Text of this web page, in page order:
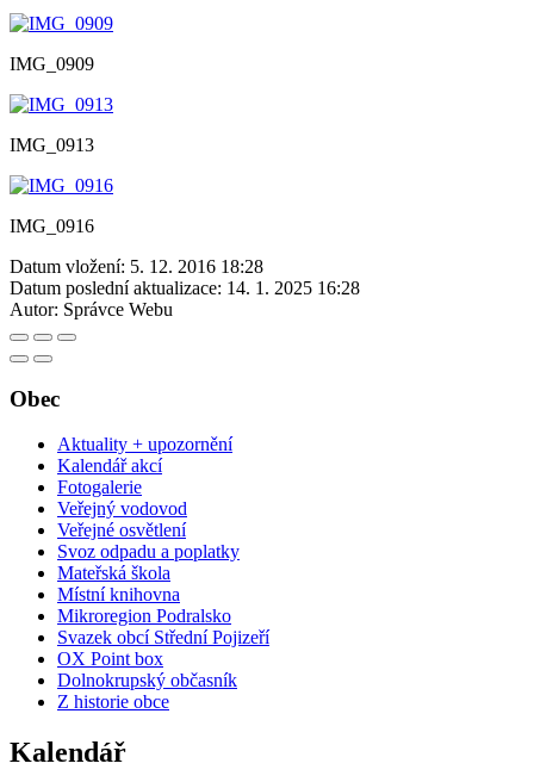
IMG_0909
IMG_0913
IMG_0916
Datum vložení: 5. 12. 2016 18:28
Datum poslední aktualizace: 14. 1. 2025 16:28
Autor: Správce Webu
Obec
Aktuality + upozornění
Kalendář akcí
Fotogalerie
Veřejný vodovod
Veřejné osvětlení
Svoz odpadu a poplatky
Mateřská škola
Místní knihovna
Mikroregion Podralsko
Svazek obcí Střední Pojizeří
OX Point box
Dolnokrupský občasník
Z historie obce
Kalendář